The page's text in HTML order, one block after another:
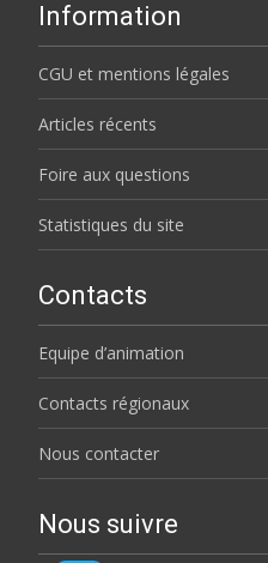
Information
CGU et mentions légales
Articles récents
Foire aux questions
Statistiques du site
Contacts
Equipe d’animation
Contacts régionaux
Nous contacter
Nous suivre